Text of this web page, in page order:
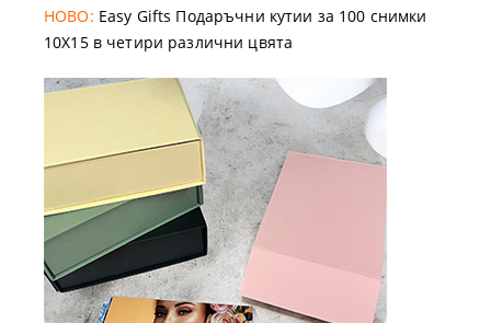
НОВО: Easy Gifts Подаръчни кутии за 100 снимки
10X15 в четири различни цвята